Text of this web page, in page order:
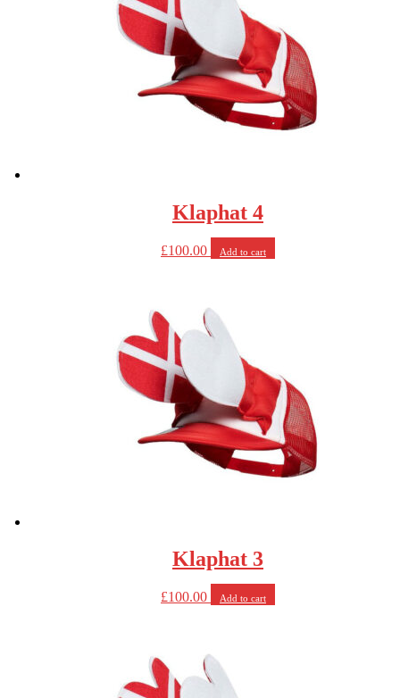
Klaphat 4
£100.00 Add to cart
Klaphat 3
£100.00 Add to cart